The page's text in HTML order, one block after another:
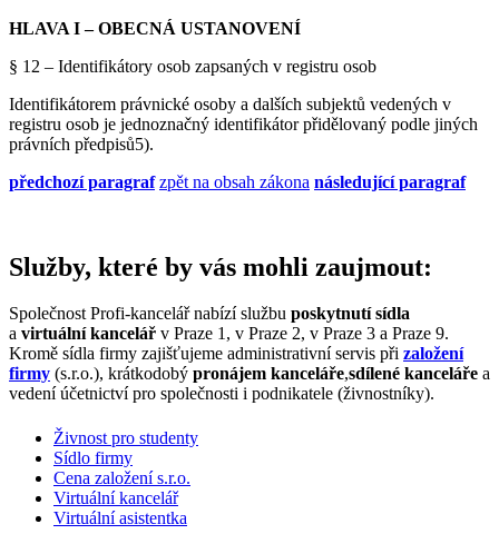
HLAVA I– OBECNÁ USTANOVENÍ
§ 12 – Identifikátory osob zapsaných v registru osob
Identifikátorem právnické osoby a dalších subjektů vedených v
registru osob je jednoznačný identifikátor přidělovaný podle jiných
právních předpisů5).
předchozí paragraf zpět na obsah zákona následující paragraf
Služby, které by vás mohli zaujmout:
Společnost Profi-kancelář nabízí službu poskytnutí sídla
a virtuální kancelář v Praze 1, v Praze 2, v Praze 3 a Praze 9.
Kromě sídla firmy zajišťujeme administrativní servis při založení
firmy (s.r.o.), krátkodobý pronájem kanceláře,sdílené kanceláře a
vedení účetnictví pro společnosti i podnikatele (živnostníky).
Živnost pro studenty
Sídlo firmy
Cena založení s.r.o.
Virtuální kancelář
Virtuální asistentka